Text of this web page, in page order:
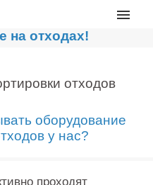
линии
проекты
на отходах!
отходов
оборудование
у нас?
проходят